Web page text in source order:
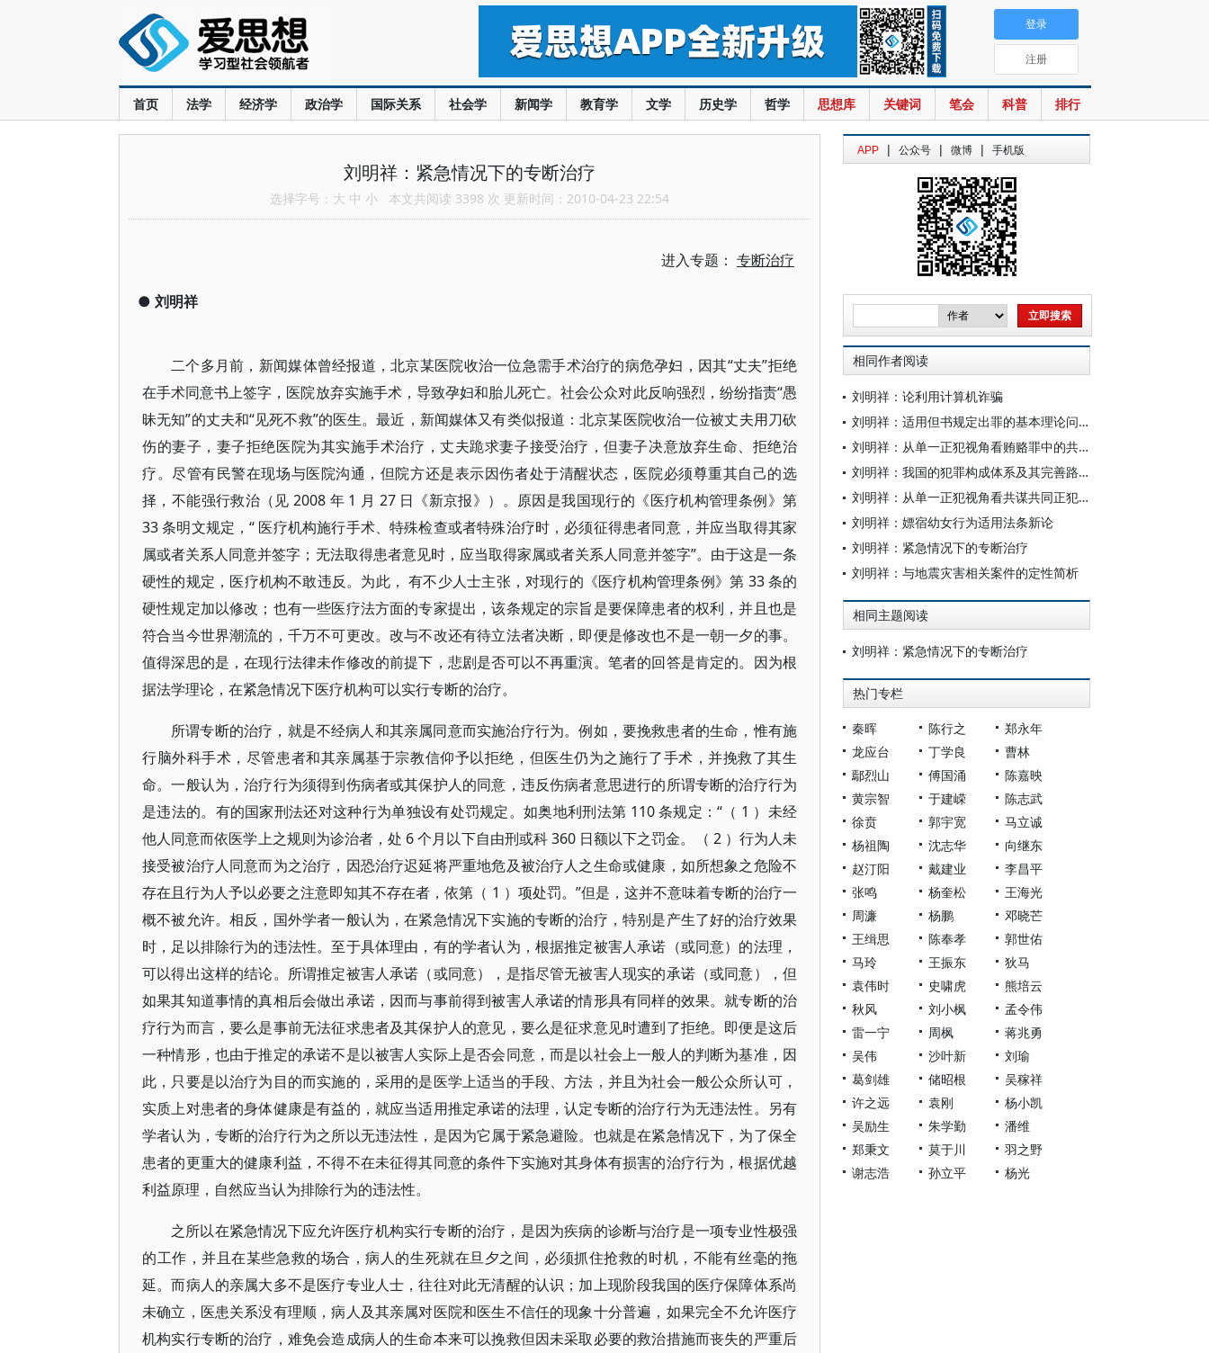
首页 法学 经济学 政治学 国际关系 社会学 新闻学 教育学 文学 历史学 哲学 思想库 关键词 笔会 科普 排行
登录
注册
刘明祥：紧急情况下的专断治疗
选择字号： 大 中 小 本文共阅读 3398 次 更新时间：2010-04-23 22:54
进入专题： 专断治疗
● 刘明祥
二个多月前，新闻媒体曾经报道，北京某医院收治一位急需手术治疗的病危孕妇，因其“丈夫”拒绝
在手术同意书上签字，医院放弃实施手术，导致孕妇和胎儿死亡。社会公众对此反响强烈，纷纷指责“愚
昧无知”的丈夫和“见死不救”的医生。最近，新闻媒体又有类似报道：北京某医院收治一位被丈夫用刀砍
伤的妻子，妻子拒绝医院为其实施手术治疗，丈夫跪求妻子接受治疗，但妻子决意放弃生命、拒绝治
疗。尽管有民警在现场与医院沟通，但院方还是表示因伤者处于清醒状态，医院必须尊重其自己的选
择，不能强行救治（见 2008 年 1 月 27 日《新京报》）。原因是我国现行的《医疗机构管理条例》第
33 条明文规定，“ 医疗机构施行手术、特殊检查或者特殊治疗时，必须征得患者同意，并应当取得其家
属或者关系人同意并签字；无法取得患者意见时，应当取得家属或者关系人同意并签字”。由于这是一条
硬性的规定，医疗机构不敢违反。为此， 有不少人士主张，对现行的《医疗机构管理条例》第 33 条的
硬性规定加以修改；也有一些医疗法方面的专家提出，该条规定的宗旨是要保障患者的权利，并且也是
符合当今世界潮流的，千万不可更改。改与不改还有待立法者决断，即便是修改也不是一朝一夕的事。
值得深思的是，在现行法律未作修改的前提下，悲剧是否可以不再重演。笔者的回答是肯定的。因为根
据法学理论，在紧急情况下医疗机构可以实行专断的治疗。
所谓专断的治疗，就是不经病人和其亲属同意而实施治疗行为。例如，要挽救患者的生命，惟有施
行脑外科手术，尽管患者和其亲属基于宗教信仰予以拒绝，但医生仍为之施行了手术，并挽救了其生
命。一般认为，治疗行为须得到伤病者或其保护人的同意，违反伤病者意思进行的所谓专断的治疗行为
是违法的。有的国家刑法还对这种行为单独设有处罚规定。如奥地利刑法第 110 条规定：“（ 1 ）未经
他人同意而依医学上之规则为诊治者，处 6 个月以下自由刑或科 360 日额以下之罚金。（ 2 ）行为人未
接受被治疗人同意而为之治疗，因恐治疗迟延将严重地危及被治疗人之生命或健康，如所想象之危险不
存在且行为人予以必要之注意即知其不存在者，依第（ 1 ）项处罚。”但是，这并不意味着专断的治疗一
概不被允许。相反，国外学者一般认为，在紧急情况下实施的专断的治疗，特别是产生了好的治疗效果
时，足以排除行为的违法性。至于具体理由，有的学者认为，根据推定被害人承诺（或同意）的法理，
可以得出这样的结论。所谓推定被害人承诺（或同意），是指尽管无被害人现实的承诺（或同意），但
如果其知道事情的真相后会做出承诺，因而与事前得到被害人承诺的情形具有同样的效果。就专断的治
疗行为而言，要么是事前无法征求患者及其保护人的意见，要么是征求意见时遭到了拒绝。即便是这后
一种情形，也由于推定的承诺不是以被害人实际上是否会同意，而是以社会上一般人的判断为基准，因
此，只要是以治疗为目的而实施的，采用的是医学上适当的手段、方法，并且为社会一般公众所认可，
实质上对患者的身体健康是有益的，就应当适用推定承诺的法理，认定专断的治疗行为无违法性。另有
学者认为，专断的治疗行为之所以无违法性，是因为它属于紧急避险。也就是在紧急情况下，为了保全
患者的更重大的健康利益，不得不在未征得其同意的条件下实施对其身体有损害的治疗行为，根据优越
利益原理，自然应当认为排除行为的违法性。
之所以在紧急情况下应允许医疗机构实行专断的治疗，是因为疾病的诊断与治疗是一项专业性极强
的工作，并且在某些急救的场合，病人的生死就在旦夕之间，必须抓住抢救的时机，不能有丝毫的拖
延。而病人的亲属大多不是医疗专业人士，往往对此无清醒的认识；加上现阶段我国的医疗保障体系尚
未确立，医患关系没有理顺，病人及其亲属对医院和医生不信任的现象十分普遍，如果完全不允许医疗
机构实行专断的治疗，难免会造成病人的生命本来可以挽救但因未采取必要的救治措施而丧失的严重后
APP | 公众号 | 微博 | 手机版
相同作者阅读
刘明祥：论利用计算机诈骗
刘明祥：适用但书规定出罪的基本理论问题探究
刘明祥：从单一正犯视角看贿赂罪中的共同犯罪疑难问题
刘明祥：我国的犯罪构成体系及其完善路径
刘明祥：从单一正犯视角看共谋共同正犯论
刘明祥：嫖宿幼女行为适用法条新论
刘明祥：紧急情况下的专断治疗
刘明祥：与地震灾害相关案件的定性简析
相同主题阅读
刘明祥：紧急情况下的专断治疗
热门专栏
秦晖 陈行之
郑永年
龙应台
丁学良
曹林
鄢烈山
傅国涌
陈嘉映
黄宗智
于建嵘
陈志武
徐贲
郭宇宽
马立诚
杨祖陶
沈志华
向继东
赵汀阳
戴建业
李昌平
张鸣
杨奎松
王海光
周濂
杨鹏
邓晓芒
王缉思
陈奉孝
郭世佑
马玲
王振东
狄马
袁伟时
史啸虎
熊培云
秋风
刘小枫
孟令伟
雷一宁
周枫
蒋兆勇
吴伟
沙叶新
刘瑜
葛剑雄
储昭根
吴稼祥
许之远
袁刚
杨小凯
吴励生
朱学勤
潘维
郑秉文
莫于川
羽之野
谢志浩
孙立平 杨光